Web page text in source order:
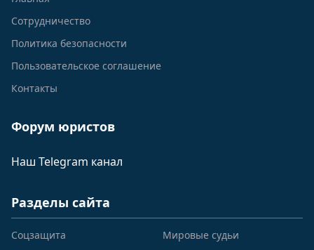
Сотрудничество
Политика безопасности
Пользовательское соглашение
Контакты
Форум юристов
Наш Telegram канал
Разделы сайта
Соцзащита
Мировые судьи